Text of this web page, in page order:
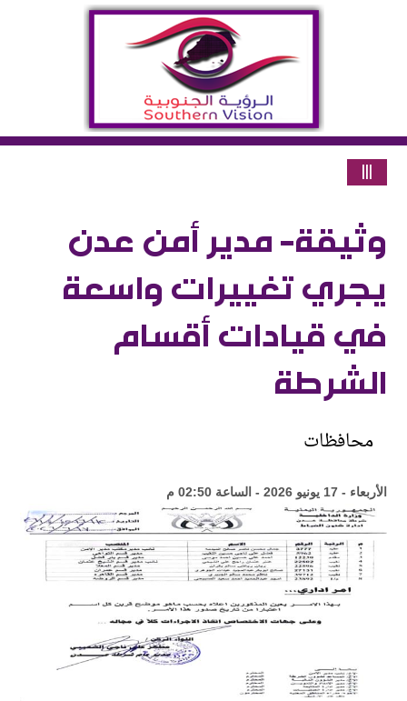
وثيقة- مدير أمن عدن
يجري تغييرات واسعة
في قيادات أقسام
الشرطة
محافظات
الأربعاء - 17 يونيو 2026 - الساعة 02:50 م